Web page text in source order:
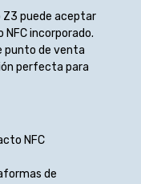
Z3 puede aceptar
incorporado.
punto de venta
perfecta para
NFC
de